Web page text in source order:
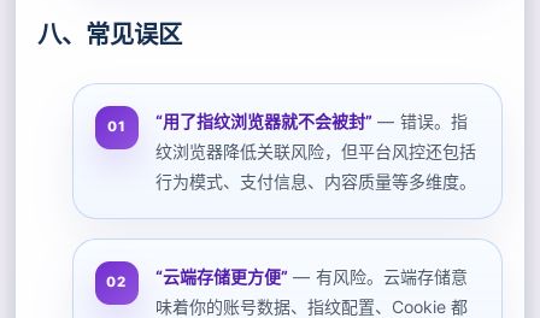
八、常见误区
“用了指纹浏览器就不会被封”— 错误。指
纹浏览器降低关联风险，但平台风控还包括
行为模式、支付信息、内容质量等多维度。
“云端存储更方便”— 有风险。云端存储意
味着你的账号数据、指纹配置、Cookie 都